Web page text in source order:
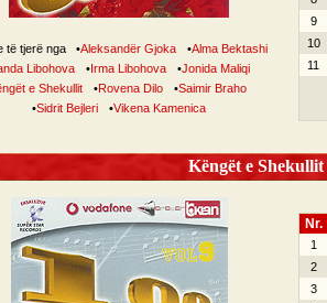
të tjerë nga •Aleksandër Gjoka •Alma Bektashi
Libohova •Irma Libohova •Jonida Maliqi
e Shekullit •Rovena Dilo •Saimir Braho
•Sidrit Bejleri •Vikena Kamenica
9
10
11
Këngët e
Nr.
1
2
3